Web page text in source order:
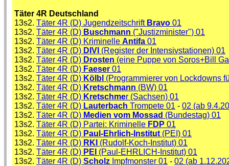
Täter 4R Deutschland
13s2. Täter 4R (D) Jugendzeitschrift Bravo 01
13s2. Täter 4R (D) Buschmann ("Justizminister") 01
13s2. Täter 4R (D) Kriminelle Antifa 01
13s2. Täter 4R (D) DIVI (Register der Intensivstationen) 01
13s2. Täter 4R (D) Drosten (eine Puppe von Soros+Bill
13s2. Täter 4R (D) Faeser 01
13s2. Täter 4R (D) Kölbl (Programmierer von Lockdowns
13s2. Täter 4R (D) Kretschmann (BW) 01
13s2. Täter 4R (D) Kretschmer (Sachsen) 01
13s2. Täter 4R (D) Lauterbach Trompete 01 - 02 (ab
13s2. Täter 4R (D) Medien vom Mossad (Bundestag) 01
13s2. Täter 4R (D) Partei: Kriminelle FDP 01
13s2. Täter 4R (D) Paul-Ehrlich-Institut (PEI) 01
13s2. Täter 4R (D) RKI (Rudolf-Koch-Institut) 01
13s2. Täter 4R (D) PEI (Paul-EHRLICH-Institut) 01
13s2. Täter 4R (D) Scholz Impfmonster 01 - 02 (ab